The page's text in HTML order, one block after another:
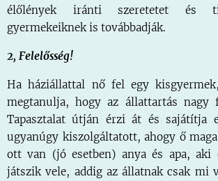
élőlények iránti szeretetet és
gyermekeiknek is továbbadják.
2, Felelősség!
Ha háziállattal nő fel egy
megtanulja, hogy az állattartás nagy
Tapasztalat útján érzi át és sajátítja
ugyanúgy kiszolgáltatott, ahogy ő
ott van (jó esetben) anya és apa,
játszik vele, addig az állatnak csak mi